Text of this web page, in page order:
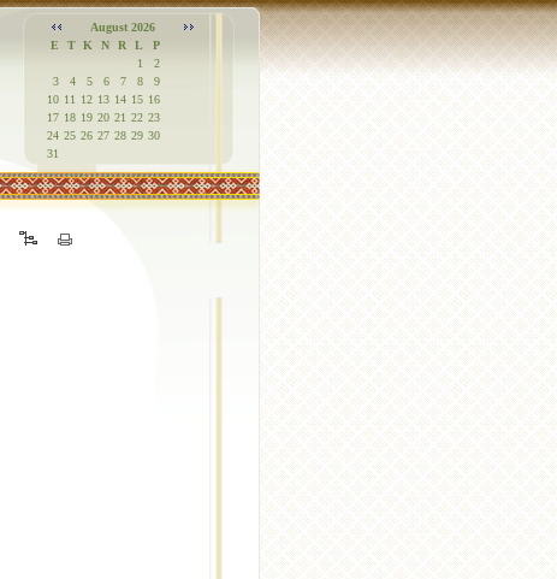
August 2026
E
T K N R L
P
1
2
3
4 5 6 7 8
9
10 11 12 13 14 15 16
17 18 19 20 21 22 23
24 25 26 27 28 29 30
31